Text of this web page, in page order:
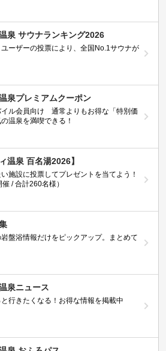
泉 サウナランキング2026
ーザーの投票により、全国No.1サウナが
泉プレミアムクーポン
イル会員向け 通常よりもお得な「特別価
温泉を満喫できる！
温泉 百名湯2026】
施設に投票してプレゼントを当てよう！
催 / 合計260名様）
岩盤浴情報だけをピックアップ。まとめて
泉ニュース
行きたくなる！お得な情報を掲載中